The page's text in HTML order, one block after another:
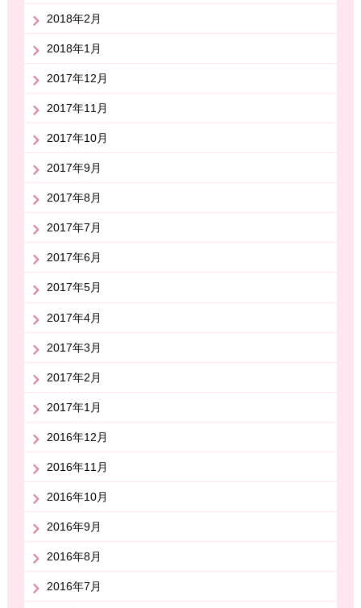
2018年2月
2018年1月
2017年12月
2017年11月
2017年10月
2017年9月
2017年8月
2017年7月
2017年6月
2017年5月
2017年4月
2017年3月
2017年2月
2017年1月
2016年12月
2016年11月
2016年10月
2016年9月
2016年8月
2016年7月